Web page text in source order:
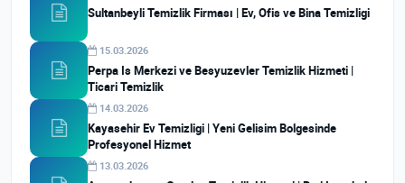
Sultanbeyli Temizlik Firması | Ev, Ofis ve Bina Temizligi
15.03.2026
Perpa Is Merkezi ve Besyuzevler Temizlik Hizmeti |
Ticari Temizlik
14.03.2026
Kayasehir Ev Temizligi | Yeni Gelisim Bolgesinde
Profesyonel Hizmet
13.03.2026